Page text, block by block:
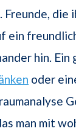
die
ein
hin.
oder
man mit